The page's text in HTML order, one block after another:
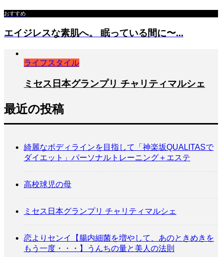
おすすめ
エイジレスな素肌へ。 眠っている間に〜...
ライフスタイル
ミセス日本グランプリ チャリティマルシェ
最近の投稿
綺麗なボディラインを目指して「神楽坂QUALITASで
ダイエット」パーソナルトレーニング＋エステ
高校球児の母
ミセス日本グランプリ チャリティマルシェ
恋よりセンイ【腸内細菌を増やして、あのときめきを
もう一度・・・】うんちの量と美人の法則